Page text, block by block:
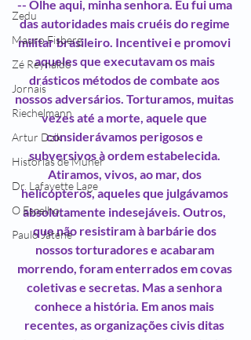
Zedu
Mauro Fisberg
Zé Reynaldo
Jornais
Riechelmann
Artur Dzik
Histórias de Muher
Dr. Lafayette Lage
O Espelho
Paulo Jatene
-- Olhe aqui, minha senhora. Eu fui uma
das autoridades mais cruéis do regime
militar brasileiro. Incentivei e promovi
aqueles que executavam os mais
drásticos métodos de combate aos
nossos adversários. Torturamos, muitas
vezes até a morte, aquele que
considerávamos perigosos e
subversivos à ordem estabelecida.
Atiramos, vivos, ao mar, dos
helicópteros, aqueles que julgávamos
absolutamente indesejáveis. Outros,
que não resistiram à barbárie dos
nossos torturadores e acabaram
morrendo, foram enterrados em covas
coletivas e secretas. Mas a senhora
conhece a história. Em anos mais
recentes, as organizações civis ditas